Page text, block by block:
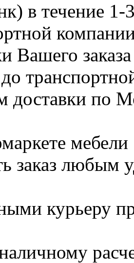
в течение
Вашего
доставки по
заказ любым
курьеру